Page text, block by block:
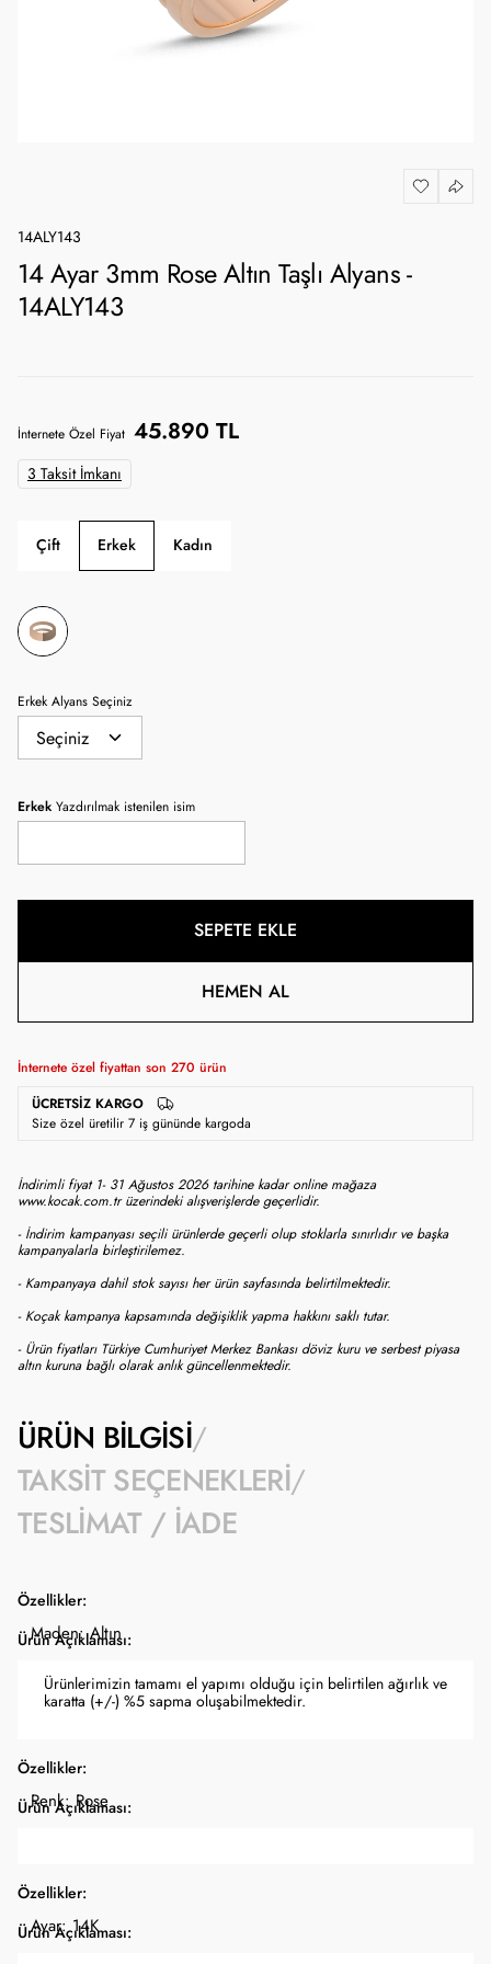
14ALY143
14 Ayar 3mm Rose Altın Taşlı Alyans -
14ALY143
İnternete Özel Fiyat 45.890 TL
3 Taksit İmkanı
Çift Erkek Kadın
Erkek Alyans Seçiniz
Erkek Yazdırılmak istenilen isim
SEPETE EKLE
HEMEN AL
İnternete özel fiyattan son 270 ürün
ÜCRETSIZ KARGO
Size özel üretilir 7 iş gününde kargoda
İndirimli fiyat 1- 31 Ağustos 2026 tarihine kadar online mağaza
www.kocak.com.tr üzerindeki alışverişlerde geçerlidir.
- İndirim kampanyası seçili ürünlerde geçerli olup stoklarla sınırlıdır ve başka
kampanyalarla birleştirilemez.
- Kampanyaya dahil stok sayısı her ürün sayfasında belirtilmektedir.
- Koçak kampanya kapsamında değişiklik yapma hakkını saklı tutar.
- Ürün fiyatları Türkiye Cumhuriyet Merkez Bankası döviz kuru ve serbest piyasa
altın kuruna bağlı olarak anlık güncellenmektedir.
ÜRÜN BILGISI
TAKSIT SEÇENEKLERI
TESLIMAT / İADE
Özellikler:
Maden: Altın
Ürün Açıklaması:
Ürünlerimizin tamamı el yapımı olduğu için belirtilen ağırlık ve
karatta (+/-) %5 sapma oluşabilmektedir.
Özellikler:
Renk: Rose
Ürün Açıklaması:
Özellikler:
Ayar: 14K
Ürün Açıklaması: